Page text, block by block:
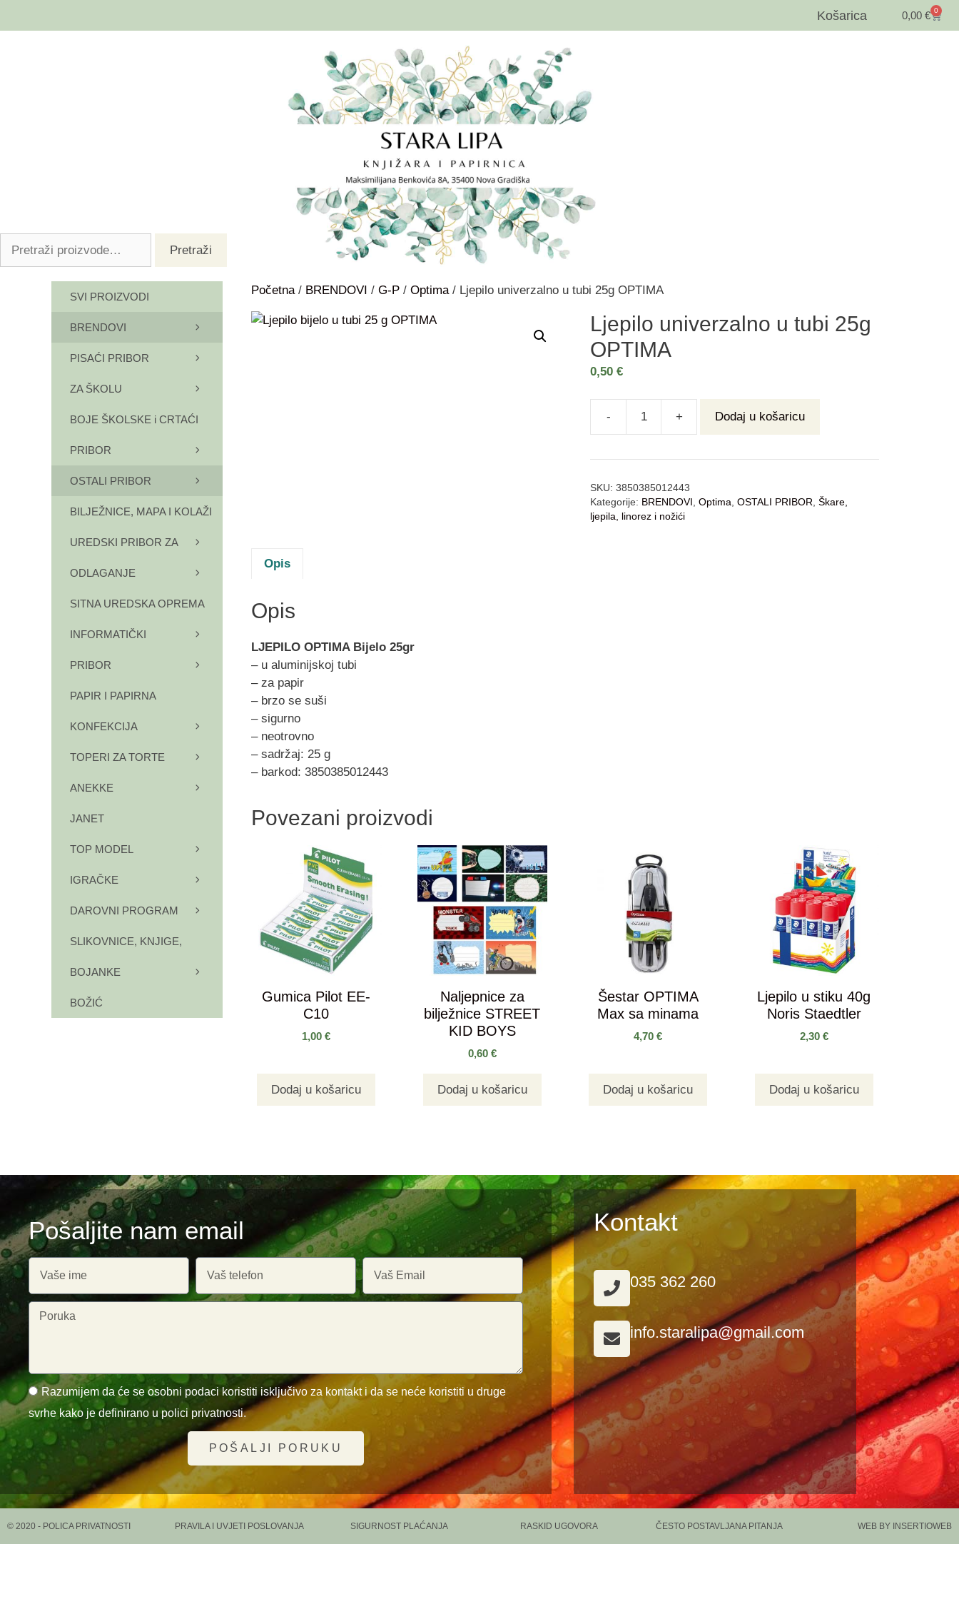
Košarica 0,00€ 0
Pretraži
Početna/ BRENDOVI / G-P / Optima/ Ljepilo univerzalno u tubi 25g OPTIMA
Ljepilo univerzalno u tubi 25g
OPTIMA
0,50€
- + Dodaj u košaricu
SKU:3850385012443
Kategorije: BRENDOVI ,Optima ,OSTALI PRIBOR ,Škare,
ljepila, linorez i nožići
Opis
Opis
LJEPILO OPTIMA Bijelo 25gr
– u aluminijskoj tubi
– za papir
– brzo se suši
– sigurno
– neotrovno
– sadržaj: 25 g
– barkod: 3850385012443
Povezani proizvodi
Gumica Pilot EE-
C10
1,00€
Dodaj u košaricu
Naljepnice za
bilježnice STREET
KID BOYS
0,60 €
Dodaj u košaricu
Šestar OPTIMA
Max sa minama
4,70€
Dodaj u košaricu
Ljepilo u stiku 40g
Noris Staedtler
2,30 €
Dodaj u košaricu
SVI PROIZVODI
BRENDOVI
PISAĆI PRIBOR
ZA ŠKOLU
BOJE ŠKOLSKE i CRTAĆI
PRIBOR
OSTALI PRIBOR
BILJEŽNICE, MAPA I KOLAŽI
UREDSKI PRIBOR ZA
ODLAGANJE
SITNA UREDSKA OPREMA
INFORMATIČKI
PRIBOR
PAPIR I PAPIRNA
KONFEKCIJA
TOPERI ZA TORTE
ANEKKE
JANET
TOP MODEL
IGRAČKE
DAROVNI PROGRAM
SLIKOVNICE, KNJIGE,
BOJANKE
BOŽIĆ
Pošaljite nam email
Razumijem da će se osobni podaci koristiti isključivo za kontakt i da se neće koristiti u druge
svrhe kako je definirano u polici privatnosti.
POŠALJI PORUKU
Kontakt
035 362 260
info.staralipa@gmail.com
© 2020 - POLICA PRIVATNOSTI PRAVILA I UVJETI POSLOVANJA SIGURNOST PLAĆANJA RASKID UGOVORA ČESTO POSTAVLJANA PITANJA WEB BY INSERTIOWEB